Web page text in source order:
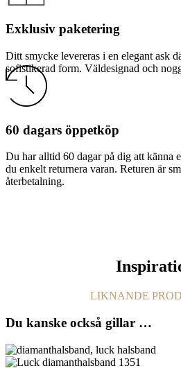
Exklusiv paketering
Ditt smycke levereras i en elegant ask
sofistikerad form. Väldesignad och
60 dagars öppetköp
Du har alltid 60 dagar på dig att känna
du enkelt returnera varan. Returen är
återbetalning.
LIKNANDE
Du kanske också gillar …